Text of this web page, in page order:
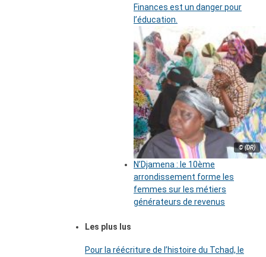
Finances est un danger pour
l’éducation.
© (DR)
N’Djamena : le 10ème
arrondissement forme les
femmes sur les métiers
générateurs de revenus
Les plus lus
Pour la réécriture de l’histoire du Tchad, le